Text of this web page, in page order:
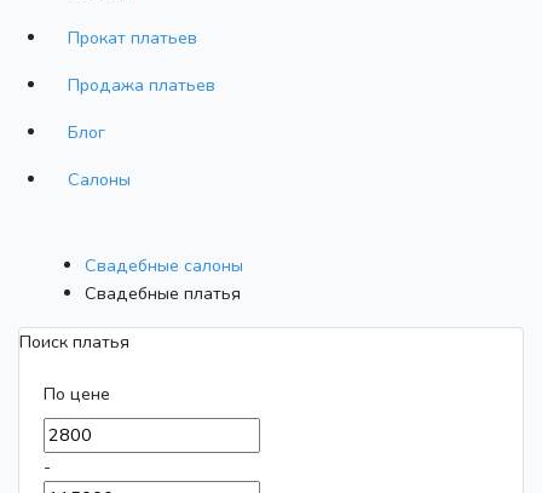
Прокат платьев
Продажа платьев
Блог
Салоны
Свадебные салоны
Cвадебные платья
Поиск платья
По цене
-